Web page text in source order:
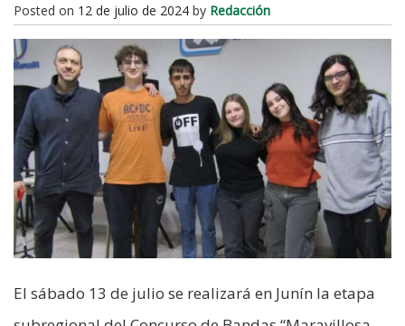
Posted on 12 de julio de 2024 by Redacción
El sábado 13 de julio se realizará en Junín la etapa